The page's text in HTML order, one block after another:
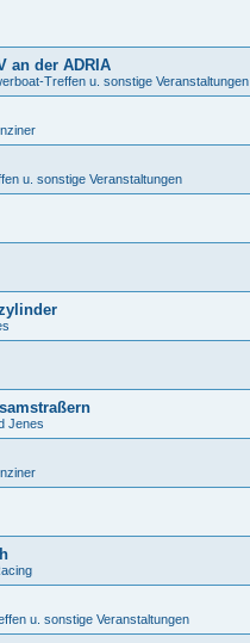
an der ADRIA
Treffen u. sonstige Veranstaltungen
u. sonstige Veranstaltungen
Jenes
u. sonstige Veranstaltungen